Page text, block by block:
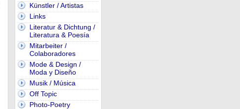
Künstler / Artistas
Links
Literatur & Dichtung /
Literatura & Poesía
Mitarbeiter /
Colaboradores
Mode & Design /
Moda y Diseño
Musik / Música
Off Topic
Photo-Poetry